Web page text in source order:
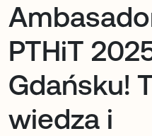
PTHiT
Gdańsku!
wiedza i